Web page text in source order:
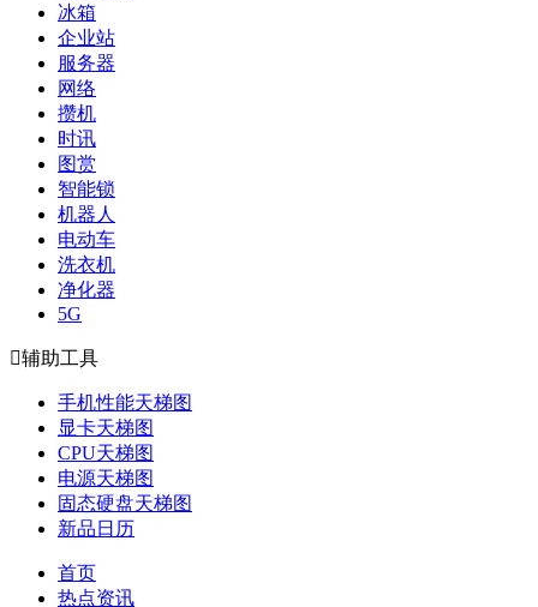
冰箱
企业站
服务器
网络
攒机
时讯
图赏
智能锁
机器人
电动车
洗衣机
净化器
5G
辅助工具
手机性能天梯图
显卡天梯图
CPU天梯图
电源天梯图
固态硬盘天梯图
新品日历
首页
热点资讯